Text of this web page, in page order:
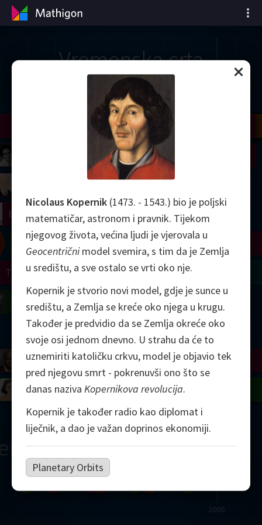
Vremenska crta
matematike
2000
Mirzakhani
Tao
Perelman
Zhang
Daubechies
Bourgain
Wiles
Shamir
Yau
Matiyasevich
Thurston
Uhlenbeck
Conway
Langlands
Cohen
Easley
Penrose
Grothendieck
Serre
Mandelbrot
Wilkins
Robinson
Blackwell
Gardner
Erdős
Turing
Chern
Nicolaus Kopernik (1473. - 1543.) bio je poljski
matematičar, astronom i pravnik. Tijekom
njegovog života, većina ljudi je vjerovala u
Geocentričnimodel svemira, s tim da je Zemlja
u središtu, a sve ostalo se vrti oko nje.
Kopernik je stvorio novi model, gdje je sunce u
središtu, a Zemlja se kreće oko njega u krugu.
Također je predvidio da se Zemlja okreće oko
svoje osi jednom dnevno. U strahu da će to
uznemiriti katoličku crkvu, model je objavio tek
pred njegovu smrt - pokrenuvši ono što se
danas naziva Kopernikova revolucija.
Kopernik je također radio kao diplomat i
liječnik, a dao je važan doprinos ekonomiji.
Planetary Orbits